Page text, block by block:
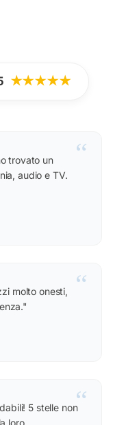
★★★★★
“
trovato un
audio e TV.
“
molto onesti,
“
5 stelle non
loro